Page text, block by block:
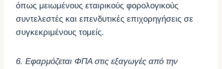
όπως μειωμένους εταιρικούς φορολογικούς
συντελεστές και επενδυτικές επιχορηγήσεις σε
συγκεκριμένους τομείς.
6. Εφαρμόζεται ΦΠΑ στις εξαγωγές από την